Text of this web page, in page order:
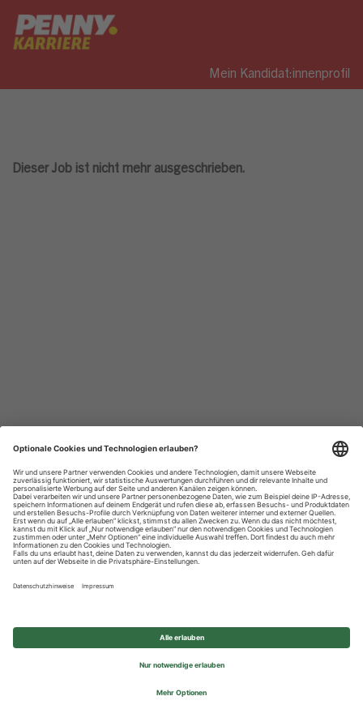
Mein Kandidat:innenprofil
Dieser Job ist nicht mehr ausgeschrieben.
Datenschutzhinweise
Impressum
Privatsphäre-Einstellungen
© 2026 REWE Group - All rights reserved